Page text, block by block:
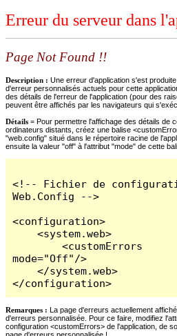
Erreur du serveur dans
Page Not Found !!
Description : Une erreur d'application s'est
d'erreur personnalisés actuels pour cette
des détails de l'erreur de l'application (pour des
peuvent être affichés par les navigateurs qui
Détails = Pour permettre l'affichage des détails de
ordinateurs distants, créez une balise
"web.config" situé dans le répertoire racine de
ensuite la valeur "off" à l'attribut "mode" de cette
<!-- Fichier de
Web.Config -->
<configuration>
    <system.web>
        <customErrors
mode="Off"/>
    </system.web>
</configuration>
Remarques : La page d'erreurs actuellement
d'erreurs personnalisée. Pour ce faire, modifiez
configuration <customErrors> de l'application, de